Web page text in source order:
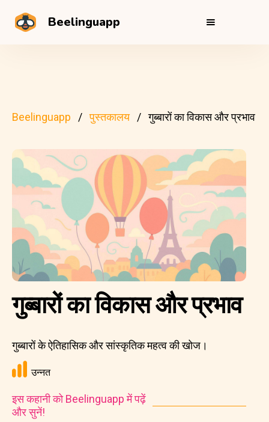
Beelinguapp
Beelinguapp पुस्तकालय गुब्बारों का विकास और प्रभाव
गुब्बारों का विकास और प्रभाव
गुब्बारों के ऐतिहासिक और सांस्कृतिक महत्व की खोज।
उन्नत
इस कहानी को Beelinguapp में पढ़ें
और सुनें!